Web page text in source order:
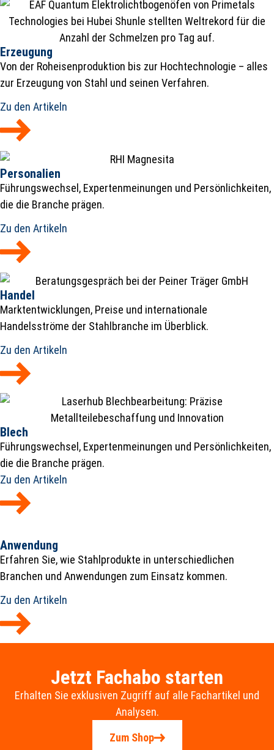
Erzeugung
Von der Roheisenproduktion bis zur Hochtechnologie – alles
zur Erzeugung von Stahl und seinen Verfahren.
Zu den Artikeln
Personalien
Führungswechsel, Expertenmeinungen und Persönlichkeiten,
die die Branche prägen.
Zu den Artikeln
Handel
Marktentwicklungen, Preise und internationale
Handelsströme der Stahlbranche im Überblick.
Zu den Artikeln
Blech
Führungswechsel, Expertenmeinungen und Persönlichkeiten,
die die Branche prägen.
Zu den Artikeln
Anwendung
Erfahren Sie, wie Stahlprodukte in unterschiedlichen
Branchen und Anwendungen zum Einsatz kommen.
Zu den Artikeln
Jetzt Fachabo starten
Erhalten Sie exklusiven Zugriff auf alle Fachartikel und
Analysen.
Zum Shop